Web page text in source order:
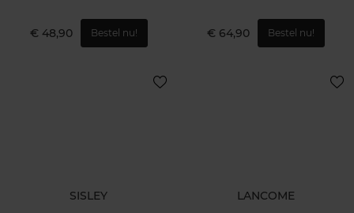
€ 48,90 Bestel nu! € 64,90 Bestel nu!
SISLEY LANCOME